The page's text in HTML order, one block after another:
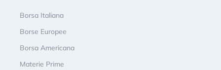
Borsa Italiana
Borse Europee
Borsa Americana
Materie Prime